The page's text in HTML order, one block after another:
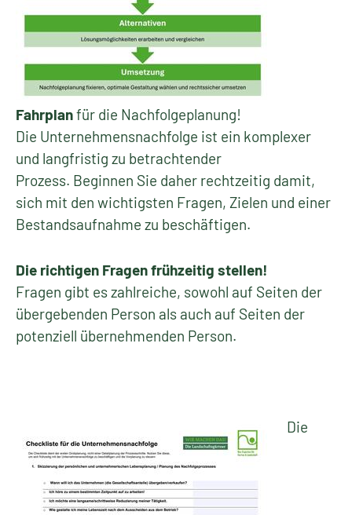
Fahrplanfür die Nachfolgeplanung!
Die Unternehmensnachfolge ist ein komplexer
und langfristig zu betrachtender
Prozess. Beginnen Sie daher rechtzeitig damit,
sich mit den wichtigsten Fragen, Zielen und einer
Bestandsaufnahme zu beschäftigen.
Die richtigen Fragen frühzeitig stellen!
Fragen gibt es zahlreiche, sowohl auf Seiten der
übergebenden Person als auch auf Seiten der
potenziell übernehmenden Person.
Die